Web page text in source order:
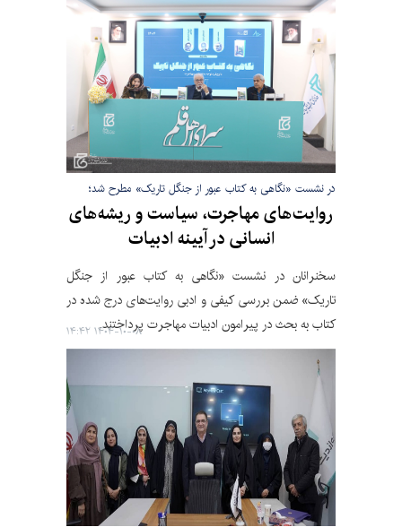
در نشست «نگاهی به کتاب عبور از جنگل تاریک» مطرح شد؛
روایت‌های مهاجرت، سیاست و ریشه‌های
انسانی در آیینه ادبیات
سخنرانان در نشست «نگاهی به کتاب عبور از جنگل
تاریک» ضمن بررسی کیفی و ادبی روایت‌های درج شده در
کتاب به بحث در پیرامون ادبیات مهاجرت پرداختند.
۱۴۰۴-۱۰-۰۸ ۱۴:۴۲